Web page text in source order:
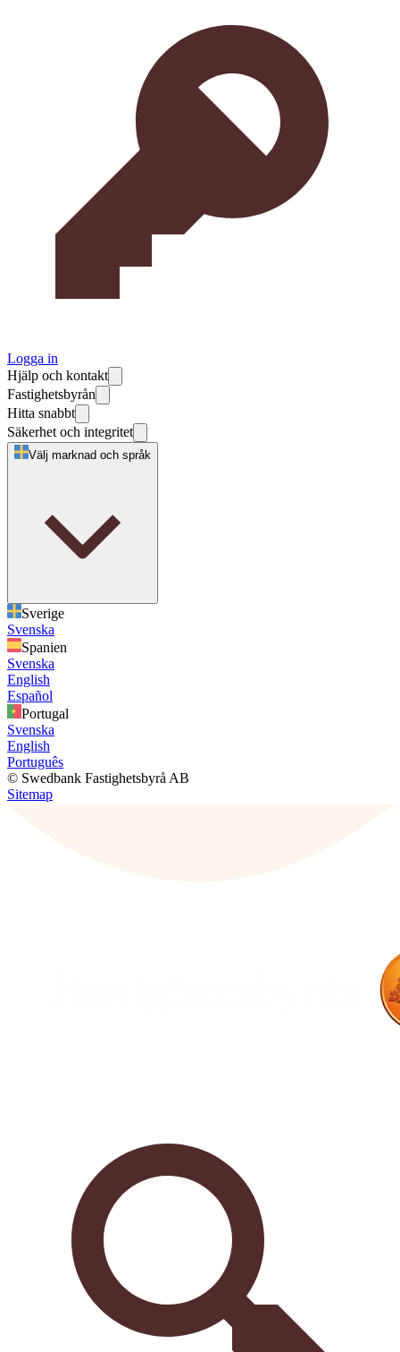
Logga in
Hjälp och kontakt
Fastighetsbyrån
Hitta snabbt
Säkerhet och integritet
Välj marknad och språk
Sverige
Svenska
Spanien
Svenska
English
Español
Portugal
Svenska
English
Português
© Swedbank Fastighetsbyrå AB
Sitemap